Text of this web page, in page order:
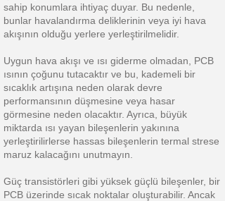
sahip konumlara ihtiyaç duyar. Bu nedenle,
bunlar havalandırma deliklerinin veya iyi hava
akışının olduğu yerlere yerleştirilmelidir.
Uygun hava akışı ve ısı giderme olmadan, PCB
ısının çoğunu tutacaktır ve bu, kademeli bir
sıcaklık artışına neden olarak devre
performansının düşmesine veya hasar
görmesine neden olacaktır. Ayrıca, büyük
miktarda ısı yayan bileşenlerin yakınına
yerleştirilirlerse hassas bileşenlerin termal strese
maruz kalacağını unutmayın.
Güç transistörleri gibi yüksek güçlü bileşenler, bir
PCB üzerinde sıcak noktalar oluşturabilir. Ancak